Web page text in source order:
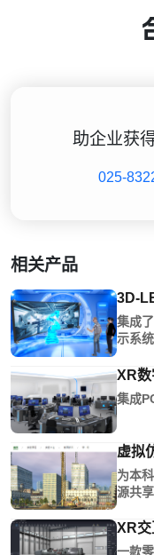
助企业获
025-
相关产品
3D-
集成
示系统
XR数
集成
虚拟
为本
源共
XR交
一款